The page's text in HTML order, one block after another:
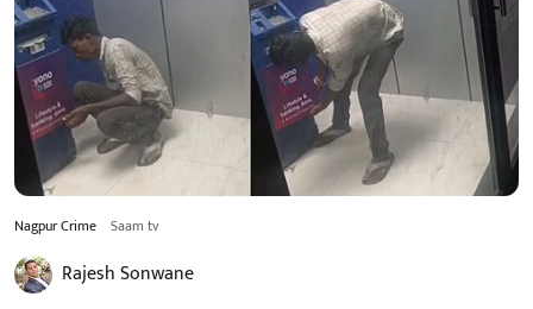
Nagpur Crime Saam tv
Rajesh Sonwane